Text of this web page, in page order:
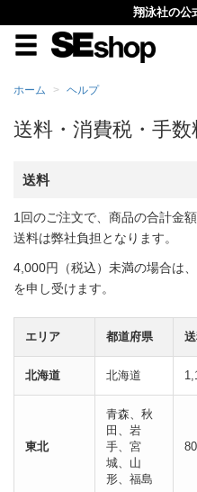
翔泳社の公
ホーム ヘルプ
送料・消費税・手数
送料
1回のご注文で、商品の合計金
送料は弊社負担となります。
4,000円（税込）未満の場合は
を申し受けます。
エリア 都道府県
北海道 北海道
東北
青森、秋
田、岩
手、宮
城、山
形、福島